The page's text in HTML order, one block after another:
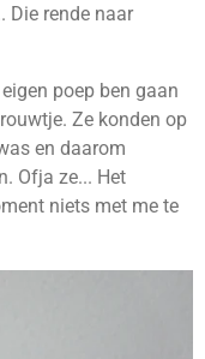
Die rende naar
poep ben gaan
Ze konden op
en daarom
Ofja ze... Het
niets met me te